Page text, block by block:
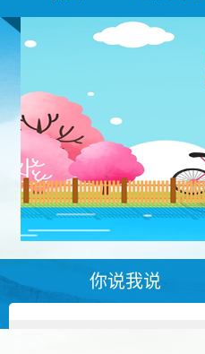
你说我说